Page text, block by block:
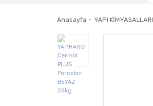
Anasayfa YAPI KİMYASALLARI